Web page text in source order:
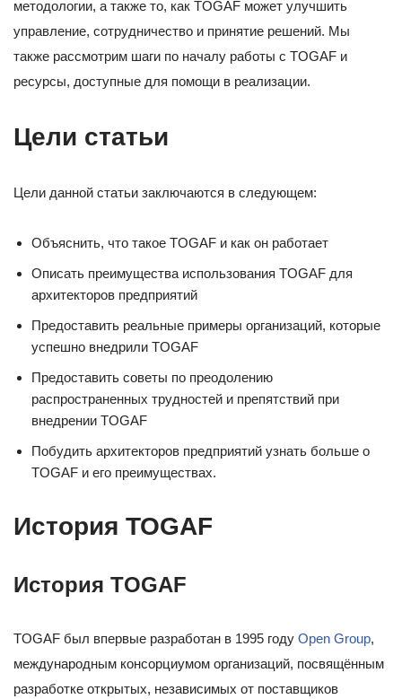
методологии, а также то, как TOGAF может улучшить
управление, сотрудничество и принятие решений. Мы
также рассмотрим шаги по началу работы с TOGAF и
ресурсы, доступные для помощи в реализации.
Цели статьи
Цели данной статьи заключаются в следующем:
Объяснить, что такое TOGAF и как он работает
Описать преимущества использования TOGAF для
архитекторов предприятий
Предоставить реальные примеры организаций, которые
успешно внедрили TOGAF
Предоставить советы по преодолению
распространенных трудностей и препятствий при
внедрении TOGAF
Побудить архитекторов предприятий узнать больше о
TOGAF и его преимуществах.
История TOGAF
История TOGAF
TOGAF был впервые разработан в 1995 году Open Group,
международным консорциумом организаций, посвящённым
разработке открытых, независимых от поставщиков